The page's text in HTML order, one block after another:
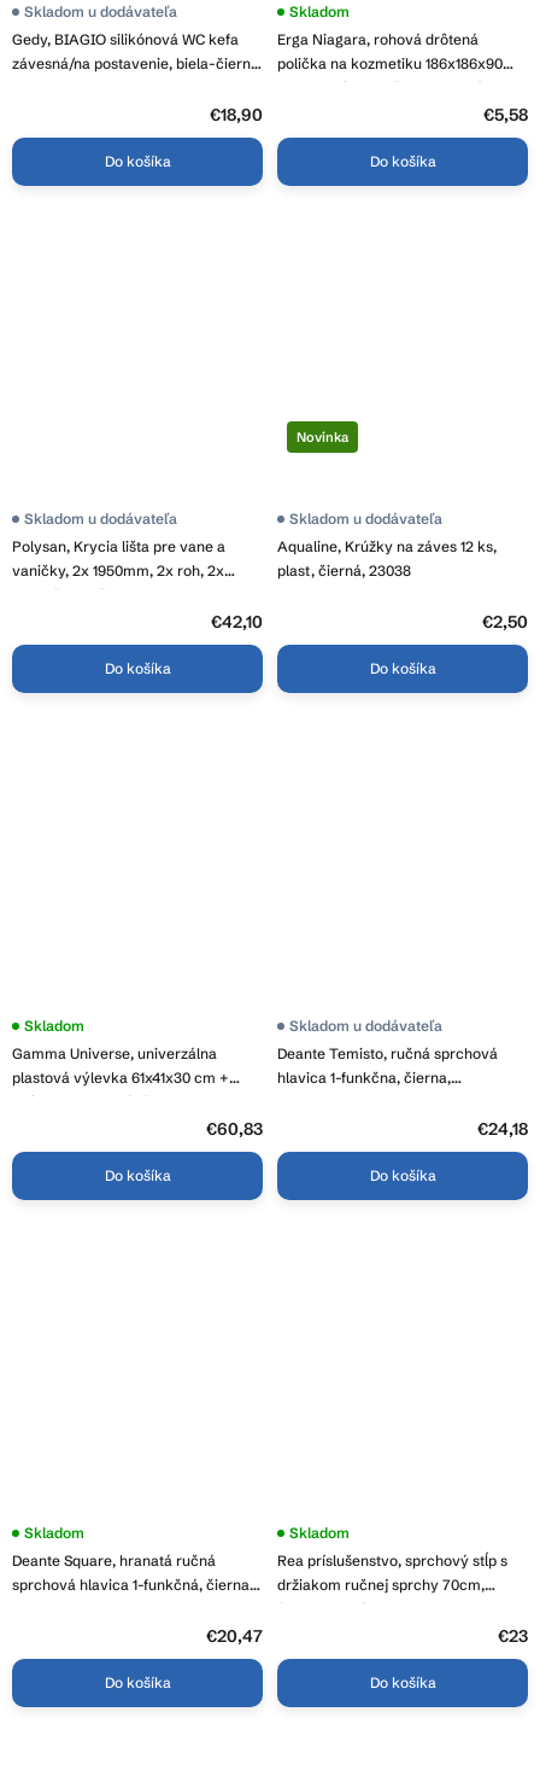
Gedy, BIAGIO silikónová WC kefa
závesná/na postavenie, biela-čierna,
Skladom u dodávateľa
€18,90
Do košíka
Erga Niagara, rohová drôtená
polička na kozmetiku 186x186x90
mm na prísavky, čierna matná, ERG-
Skladom
€5,58
Do košíka
Polysan, Krycia lišta pre vane a
vaničky, 2x 1950mm, 2x roh, 2x
zakončenie, čierna, 91020B
Skladom u dodávateľa
€42,10
Do košíka
Novinka
Aqualine, Krúžky na záves 12 ks,
plast, čierná, 23038
Skladom u dodávateľa
€2,50
Do košíka
Gamma Universe, univerzálna
plastová výlevka 61x41x30 cm +
sifón, 1-komorová, čierna, GMA-
Skladom
€60,83
Do košíka
Deante Temisto, ručná sprchová
hlavica 1-funkčna, čierna,
Skladom u dodávateľa
€24,18
Do košíka
Deante Square, hranatá ručná
sprchová hlavica 1-funkčná, čierna,
Skladom
€20,47
Do košíka
Rea príslušenstvo, sprchový stĺp s
držiakom ručnej sprchy 70cm,
čierna matná, REA-P5983
Skladom
€23
Do košíka